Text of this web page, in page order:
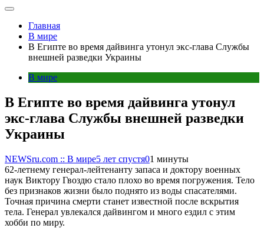
Главная
В мире
В Египте во время дайвинга утонул экс-глава Службы
внешней разведки Украины
В мире
В Египте во время дайвинга утонул
экс-глава Службы внешней разведки
Украины
NEWSru.com :: В мире5 лет спустя01 минуты
62-летнему генерал-лейтенанту запаса и доктору военных
наук Виктору Гвоздю стало плохо во время погружения. Тело
без признаков жизни было поднято из воды спасателями.
Точная причина смерти станет известной после вскрытия
тела. Генерал увлекался дайвингом и много ездил с этим
хобби по миру.